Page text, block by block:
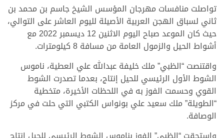
تواصلت منافسات مهرجان المؤسس الشيخ جاسم بن محمد بن
ثاني لسباق الهجن العربية الأصيلة لليوم العاشر على التوالي،
حيث كان الموعد صباح اليوم الاثنين 12 ديسمبر 2022 مع
أشواط الحيل والزمول العامة من مسافة 8 كيلومترات.
واقتنصت “الظبي” ملك خليفة عبدالله علي العطية، ناموس
الشوط الأول الرئيسي للحيل إنتاج، بعدما تصدرت الشوط
القوي وحسمت الفوز به في اللحظات الأخيرة، متخطية
“الطويلة” ملك سعيد علي بونواس الكتبي التي حلت في مركز
الوصافة.